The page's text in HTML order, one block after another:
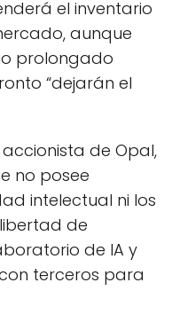
el inventario
aunque
prolongado
“dejarán el
de Opal,
no posee
intelectual ni los
de
de IA y
terceros para